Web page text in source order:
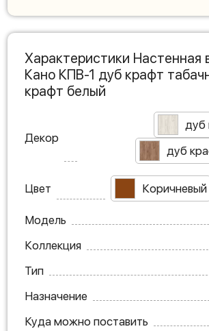
Характеристики Настенная
Кано КПВ-1 дуб крафт
крафт белый
Декор
дуб
дуб
Цвет Коричневый
Модель
Коллекция
Тип
Назначение
Куда можно поставить